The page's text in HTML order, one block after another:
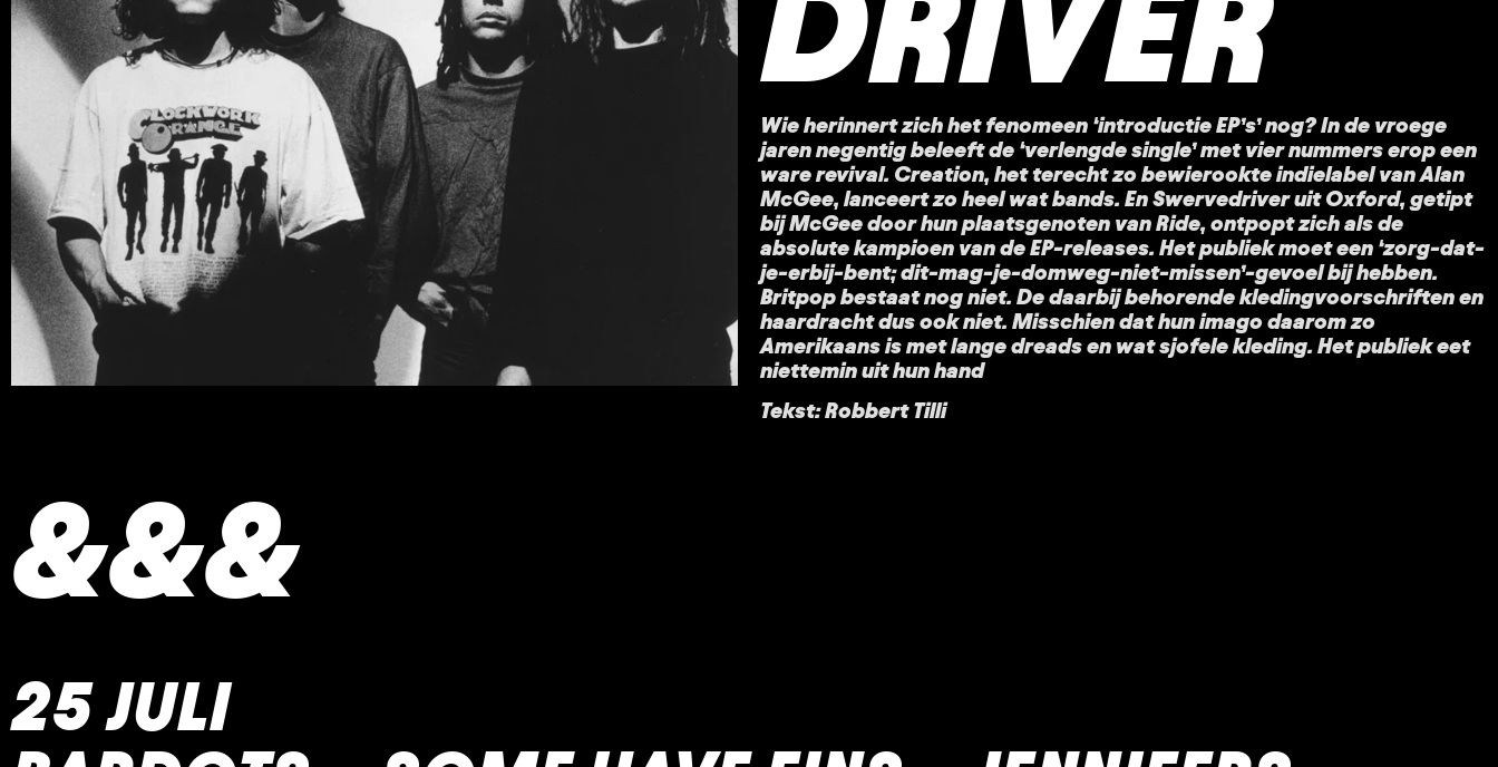
Wie herinnert zich het fenomeen ‘introductie EP’s’ nog? In de vroege
jaren negentig beleeft de ‘verlengde single’ met vier nummers erop een
ware revival. Creation, het terecht zo bewierookte indielabel van Alan
McGee, lanceert zo heel wat bands. En Swervedriver uit Oxford, getipt
bij McGee door hun plaatsgenoten van Ride, ontpopt zich als de
absolute kampioen van de EP-releases. Het publiek moet een ‘zorg-dat-
je-erbij-bent; dit-mag-je-domweg-niet-missen’-gevoel bij hebben.
Britpop bestaat nog niet. De daarbij behorende kledingvoorschriften en
haardracht dus ook niet. Misschien dat hun imago daarom zo
Amerikaans is met lange dreads en wat sjofele kleding. Het publiek eet
niettemin uit hun hand
Tekst: Robbert Tilli
&&&
25 JULI